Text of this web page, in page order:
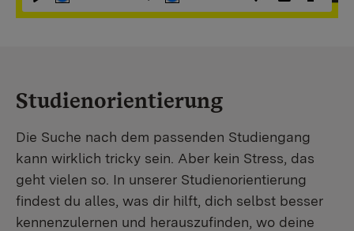
Abspielen
StummschaltungEinstellungen
PIP
Studienorientierung
Die Suche nach dem passenden Studiengang
kann wirklich tricky sein. Aber kein Stress, das
geht vielen so. In unserer Studienorientierung
findest du alles, was dir hilft, dich selbst besser
kennenzulernen und herauszufinden, wo deine